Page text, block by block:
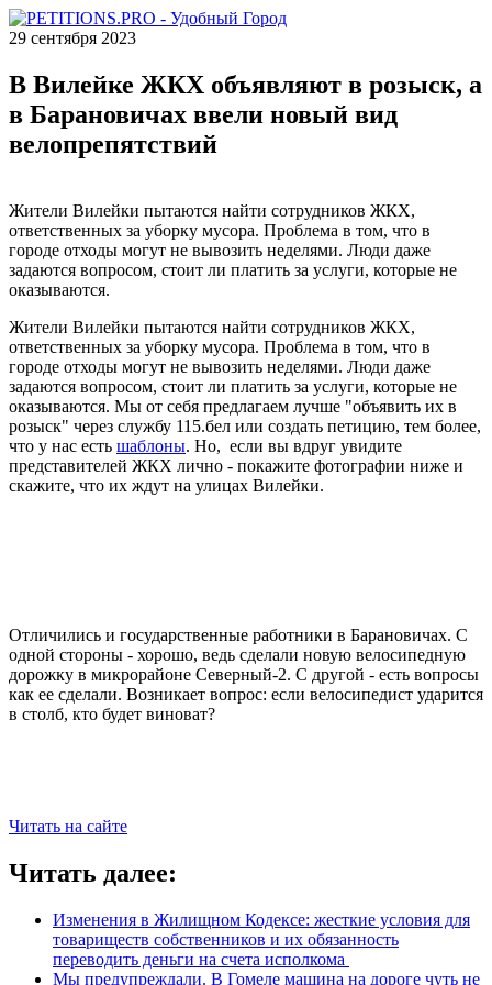
29 сентября 2023
В Вилейке ЖКХ объявляют в розыск, а
в Барановичах ввели новый вид
велопрепятствий
Жители Вилейки пытаются найти сотрудников ЖКХ,
ответственных за уборку мусора. Проблема в том, что в
городе отходы могут не вывозить неделями. Люди даже
задаются вопросом, стоит ли платить за услуги, которые не
оказываются.
Жители Вилейки пытаются найти сотрудников ЖКХ,
ответственных за уборку мусора. Проблема в том, что в
городе отходы могут не вывозить неделями. Люди даже
задаются вопросом, стоит ли платить за услуги, которые не
оказываются. Мы от себя предлагаем лучше "объявить их в
розыск" через службу 115.бел или создать петицию, тем более,
что у нас есть шаблоны. Но, если вы вдруг увидите
представителей ЖКХ лично - покажите фотографии ниже и
скажите, что их ждут на улицах Вилейки.
Отличились и государственные работники в Барановичах. С
одной стороны - хорошо, ведь сделали новую велосипедную
дорожку в микрорайоне Северный-2. С другой - есть вопросы
как ее сделали. Возникает вопрос: если велосипедист ударится
в столб, кто будет виноват?
Читать на сайте
Читать далее:
Изменения в Жилищном Кодексе: жесткие условия для
товариществ собственников и их обязанность
переводить деньги на счета исполкома
Мы предупреждали. В Гомеле машина на дороге чуть не